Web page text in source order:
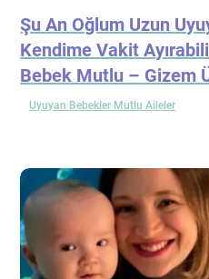
Şu An Oğlum Uzun
Kendime Vakit
Bebek Mutlu – Gizem
Uyuyan Bebekler Mutlu Aileler